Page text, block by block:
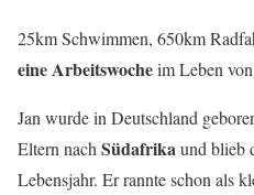
25km Schwimmen, 650km
eine Arbeitswocheim Leben
Jan wurde in Deutschland
Eltern nach Südafrika und blieb
Lebensjahr. Er rannte schon als